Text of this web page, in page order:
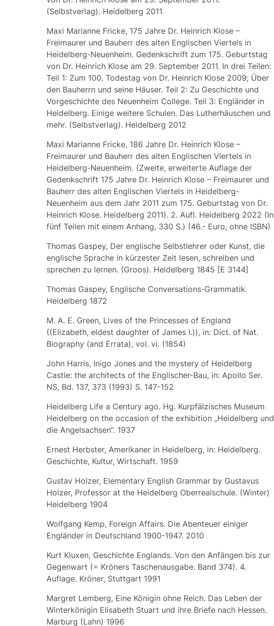
(Selbstverlag). Heidelberg 2011
Maxi Marianne Fricke, 175 Jahre Dr. Heinrich Klose –
Freimaurer und Bauherr des alten Englischen Viertels in
Heidelberg-Neuenheim. Gedenkschrift zum 175. Geburtstag
von Dr. Heinrich Klose am 29. September 2011. In drei Teilen:
Teil 1: Zum 100. Todestag von Dr. Heinrich Klose 2009; Über
den Bauherrn und seine Häuser. Teil 2: Zu Geschichte und
Vorgeschichte des Neuenheim College. Teil 3: Engländer in
Heidelberg. Einige weitere Schulen. Das Lutherhäuschen und
mehr. (Selbstverlag). Heidelberg 2012
Maxi Marianne Fricke, 186 Jahre Dr. Heinrich Klose –
Freimaurer und Bauherr des alten Englischen Viertels in
Heidelberg-Neuenheim. (Zweite, erweiterte Auflage der
Gedenkschrift 175 Jahre Dr. Heinrich Klose – Freimaurer und
Bauherr des alten Englischen Viertels in Heidelberg-
Neuenheim aus dem Jahr 2011 zum 175. Geburtstag von Dr.
Heinrich Klose. Heidelberg 2011). 2. Aufl. Heidelberg 2022 (In
fünf Teilen mit einem Anhang, 330 S.) (46.- Euro, ohne ISBN)
Thomas Gaspey, Der englische Selbstlehrer oder Kunst, die
englische Sprache in kürzester Zeit lesen, schreiben und
sprechen zu lernen. (Groos). Heidelberg 1845 [E 3144]
Thomas Gaspey, Englische Conversations-Grammatik.
Heidelberg 1872
M. A. E. Green, Lives of the Princesses of England
((Elizabeth, eldest daughter of James I.)), in: Dict. of Nat.
Biography (and Errata), vol. vi. (1854)
John Harris, Inigo Jones and the mystery of Heidelberg
Castle: the architects of the Englischer-Bau, in: Apollo Ser.
NS, Bd. 137, 373 (1993) S. 147-152
Heidelberg Life a Century ago. Hg. Kurpfälzisches Museum
Heidelberg on the occasion of the exhibition „Heidelberg und
die Angelsachsen“. 1937
Ernest Herbster, Amerikaner in Heidelberg, in: Heidelberg.
Geschichte, Kultur, Wirtschaft. 1959
Gustav Holzer, Elementary English Grammar by Gustavus
Holzer, Professor at the Heidelberg Oberrealschule. (Winter)
Heidelberg 1904
Wolfgang Kemp, Foreign Affairs. Die Abenteuer einiger
Engländer in Deutschland 1900-1947. 2010
Kurt Kluxen, Geschichte Englands. Von den Anfängen bis zur
Gegenwart (= Kröners Taschenausgabe. Band 374). 4.
Auflage. Kröner, Stuttgart 1991
Margret Lemberg, Eine Königin ohne Reich. Das Leben der
Winterkönigin Elisabeth Stuart und ihre Briefe nach Hessen.
Marburg (Lahn) 1996